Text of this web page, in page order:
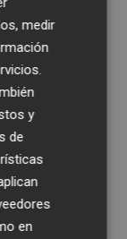
y la
llevar a
el
y de la
algunas
resalta
-
medir
y
de
en